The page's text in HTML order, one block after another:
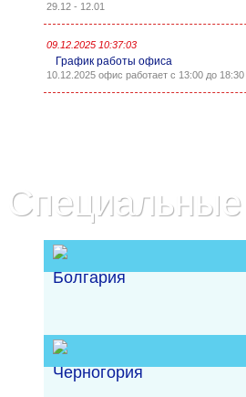
29.12 - 12.01
09.12.2025 10:37:03
График работы офиса
10.12.2025 офис работает с 13:00 до 18:30
Болгария
Черногория